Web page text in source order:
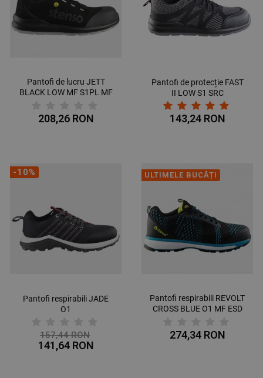
Pantofi de lucru JETT
BLACK LOW MF S1PL MF
208,26 RON
Pantofi de protecție FAST
II LOW S1 SRC
143,24 RON
-10%
Pantofi respirabili JADE
O1
157,44 RON
141,64 RON
ULTIMELE BUCĂȚI
Pantofi respirabili REVOLT
CROSS BLUE O1 MF ESD
274,34 RON